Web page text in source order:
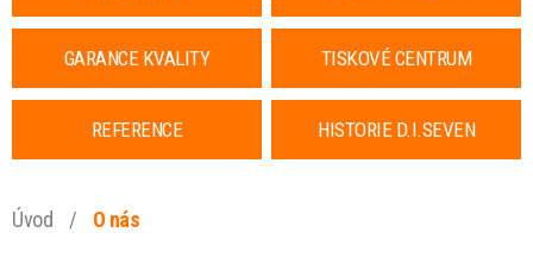
GARANCE KVALITY TISKOVÉ CENTRUM
REFERENCE HISTORIE D.I.SEVEN
Úvod / O nás